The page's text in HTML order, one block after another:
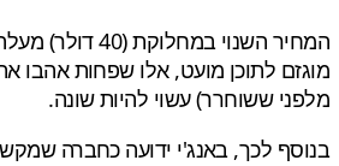
המחיר
מוגזם לתוכן מועט, אלו שפחות אהבו
מלפני ששוחרר) עשוי להיות שונה.
בנוסף לכך, באנג'י ידועה כחברה